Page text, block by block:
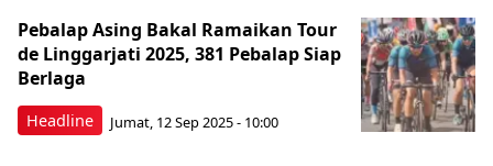
Headline
Pebalap Asing Bakal Ramaikan Tour
de Linggarjati 2025, 381 Pebalap Siap
Berlaga
Jumat, 12 Sep 2025 - 10:00